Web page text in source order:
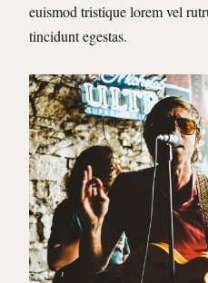
euismod tristique lorem vel
tincidunt egestas.